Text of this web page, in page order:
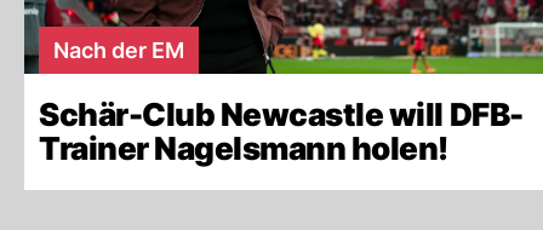
Nach der EM
Schär-Club Newcastle will DFB-
Trainer Nagelsmann holen!